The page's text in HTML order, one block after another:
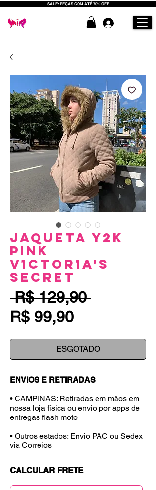
SALE: PEÇAS COM ATÉ 70% OFF
Jaqueta Y2K
Pink
V1ctor1a's
Secret
R$ 129,90 Preço
R$ 99,90Preço
promocional
ESGOTADO
ENVIOS E RETIRADAS
• CAMPINAS: Retiradas em mãos em
nossa loja física ou envio por apps de
entregas flash moto
• Outros estados: Envio PAC ou Sedex
via Correios
CALCULAR FRETE